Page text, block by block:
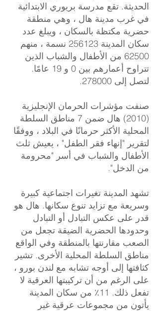
الحديثة. تقع مدرسة بريوري الابتدائية
في غرب مدينة هال ، وهي منطقة
حضرية مكتظة بالسكان ، ويبلغ عدد
سكان المدينة 256123 نسمة ، منهم
62500 من الأطفال والشباب الذين
تتراوح أعمارهم بين 0 و 19 عامًا.
لتصل إلى 278000.
صنفت مؤشرات الحرمان الإنجليزية
(2010) هال ضمن 7 مناطق السلطة
المحلية الأكثر حرمانًا في البلاد ، ووفقًا
لتقرير "إنهاء فقر الطفل" ، يعيش ثلث
الأطفال والشباب في أسر "محرومة
من الدخل".
تشهد المدينة تغيرات اجتماعية كبيرة
وسريعة مع تزايد تنوع سكانها. هال هو
قدر على عكس التبادل أو التبادل
وحدودها الحضرية الضيقة تجعل من
الصعب مقارنتها بالمنطقة وفي الواقع
مناطق السلطة المحلية الأخرى. تشير
كثافتها إلى أوجه تشابه مع لندن بورو ،
على الرغم من أن تركيبتها العرقية لا
تفعل ذلك. 11٪ من سكان المدينة
يأتون من مجموعات عرقية غير